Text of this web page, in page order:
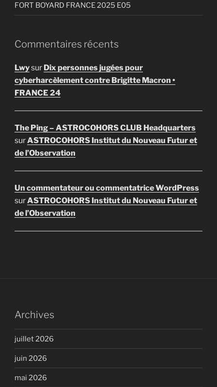
FORT BOYARD FRANCE 2025 E05
Commentaires récents
Lwysur Dix personnes jugées pour
cyberharcèlement contre Brigitte Macron •
FRANCE 24
The Ping – ASTROCOHORS CLUB Headquarters
surASTROCOHORS Institut du Nouveau Futur et
de l’Observation
Un commentateur ou commentatrice WordPress
surASTROCOHORS Institut du Nouveau Futur et
de l’Observation
Archives
juillet 2026
juin 2026
mai 2026